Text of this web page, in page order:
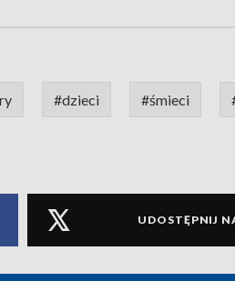
#dzieci #śmieci
UDOSTĘPNIJ